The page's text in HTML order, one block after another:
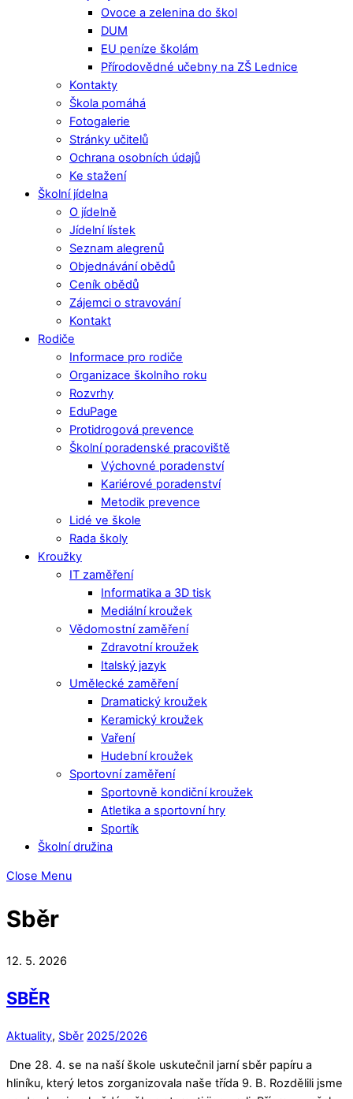
Ovoce a zelenina do škol
DUM
EU peníze školám
Přírodovědné učebny na ZŠ Lednice
Kontakty
Škola pomáhá
Fotogalerie
Stránky učitelů
Ochrana osobních údajů
Ke stažení
Školní jídelna
O jídelně
Jídelní lístek
Seznam alegrenů
Objednávání obědů
Ceník obědů
Zájemci o stravování
Kontakt
Rodiče
Informace pro rodiče
Organizace školního roku
Rozvrhy
EduPage
Protidrogová prevence
Školní poradenské pracoviště
Výchovné poradenství
Kariérové poradenství
Metodik prevence
Lidé ve škole
Rada školy
Kroužky
IT zaměření
Informatika a 3D tisk
Mediální kroužek
Vědomostní zaměření
Zdravotní kroužek
Italský jazyk
Umělecké zaměření
Dramatický kroužek
Keramický kroužek
Vaření
Hudební kroužek
Sportovní zaměření
Sportovně kondiční kroužek
Atletika a sportovní hry
Sportík
Školní družina
Close Menu
Sběr
12. 5. 2026
SBĚR
Aktuality, Sběr 2025/2026
Dne 28. 4. se na naší škole uskutečnil jarní sběr papíru a
hliníku, který letos zorganizovala naše třída 9. B. Rozdělili jsme